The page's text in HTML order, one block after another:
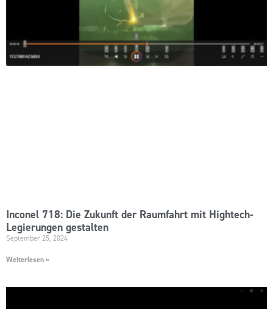
Inconel 718: Die Zukunft der Raumfahrt mit Hightech-
Legierungen gestalten
September 25, 2024
Weiterlesen »